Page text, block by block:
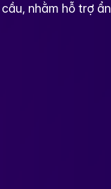
nhằm hỗ trợ ẩn